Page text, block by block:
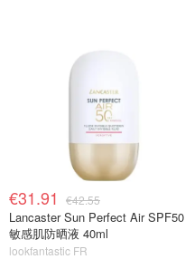
€31.91 €42.55
Lancaster Sun Perfect Air SPF50
敏感肌防晒液 40ml
lookfantastic FR